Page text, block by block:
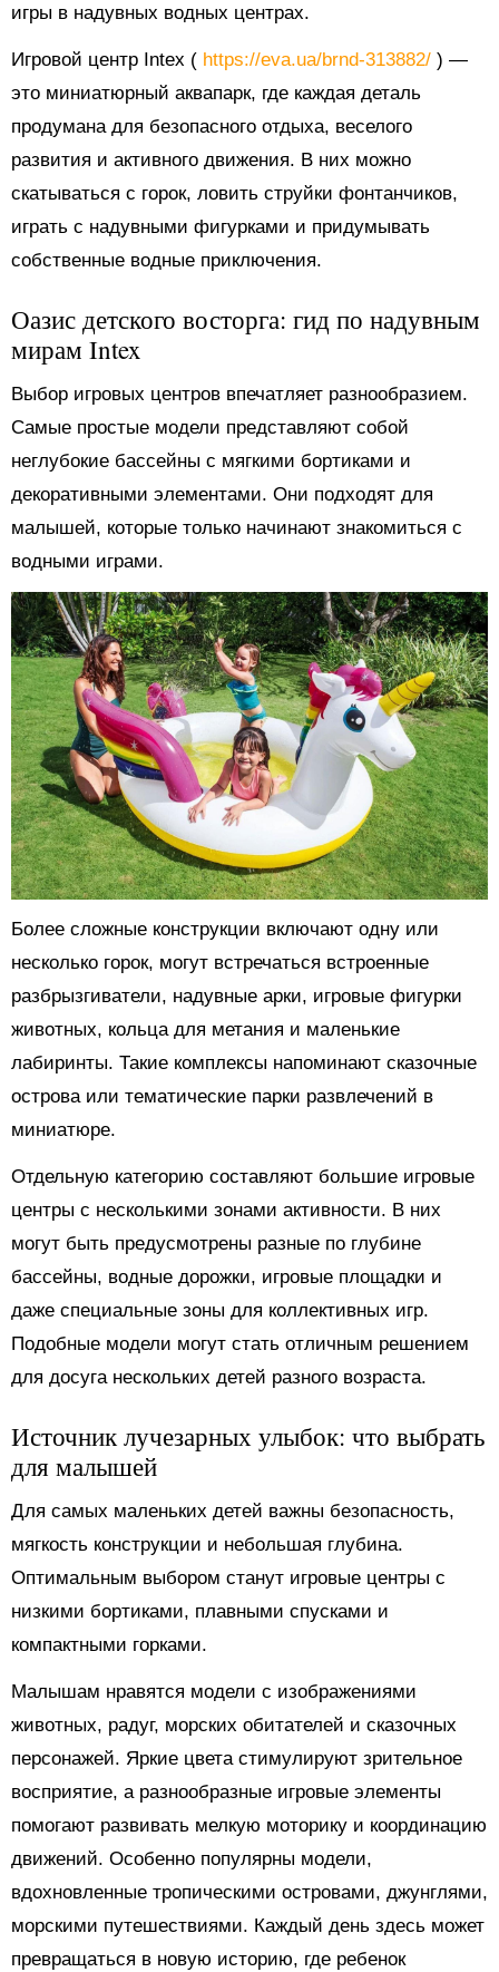
игры в надувных водных центрах.
Игровой центр Intex ( https://eva.ua/brnd-313882/ ) —
это миниатюрный аквапарк, где каждая деталь
продумана для безопасного отдыха, веселого
развития и активного движения. В них можно
скатываться с горок, ловить струйки фонтанчиков,
играть с надувными фигурками и придумывать
собственные водные приключения.
Оазис детского восторга: гид по надувным
мирам Intex
Выбор игровых центров впечатляет разнообразием.
Самые простые модели представляют собой
неглубокие бассейны с мягкими бортиками и
декоративными элементами. Они подходят для
малышей, которые только начинают знакомиться с
водными играми.
Более сложные конструкции включают одну или
несколько горок, могут встречаться встроенные
разбрызгиватели, надувные арки, игровые фигурки
животных, кольца для метания и маленькие
лабиринты. Такие комплексы напоминают сказочные
острова или тематические парки развлечений в
миниатюре.
Отдельную категорию составляют большие игровые
центры с несколькими зонами активности. В них
могут быть предусмотрены разные по глубине
бассейны, водные дорожки, игровые площадки и
даже специальные зоны для коллективных игр.
Подобные модели могут стать отличным решением
для досуга нескольких детей разного возраста.
Источник лучезарных улыбок: что выбрать
для малышей
Для самых маленьких детей важны безопасность,
мягкость конструкции и небольшая глубина.
Оптимальным выбором станут игровые центры с
низкими бортиками, плавными спусками и
компактными горками.
Малышам нравятся модели с изображениями
животных, радуг, морских обитателей и сказочных
персонажей. Яркие цвета стимулируют зрительное
восприятие, а разнообразные игровые элементы
помогают развивать мелкую моторику и координацию
движений. Особенно популярны модели,
вдохновленные тропическими островами, джунглями,
морскими путешествиями. Каждый день здесь может
превращаться в новую историю, где ребенок